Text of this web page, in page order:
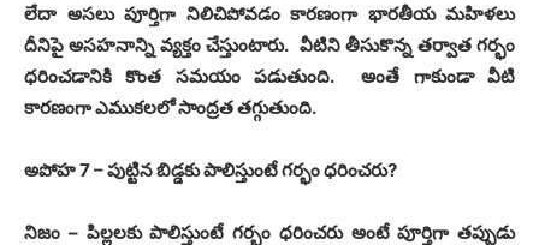
లేదా అసలు పూర్తిగా నిలిచిపోవడం కారణంగా భారతీయ మహిళలు
దీనిపై అసహనాన్ని వ్యక్తం చేస్తుంటారు. వీటిని తీసుకొన్న తర్వాత గర్భం
ధరించడానికి కొంత సమయం పడుతుంది.అంతే గాకుండా వీటి
కారణంగా ఎముకలలో సాంద్రత తగ్గుతుంది.
అపోహ7 –పుట్టిన బిడ్డకు పాలిస్తుంటే గర్భం ధరించరు?
నిజం –పిల్లలకు పాలిస్తుంటే గర్భం ధరించరు అంటే పూర్తిగా తప్పుడు